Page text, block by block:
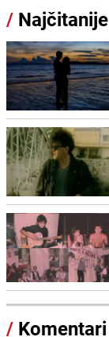
/ Najčitanije
/ Komentari